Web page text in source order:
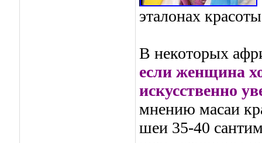
эталонах
В некоторых
если женщина
искусственно
мнению масаи
шеи 35-40